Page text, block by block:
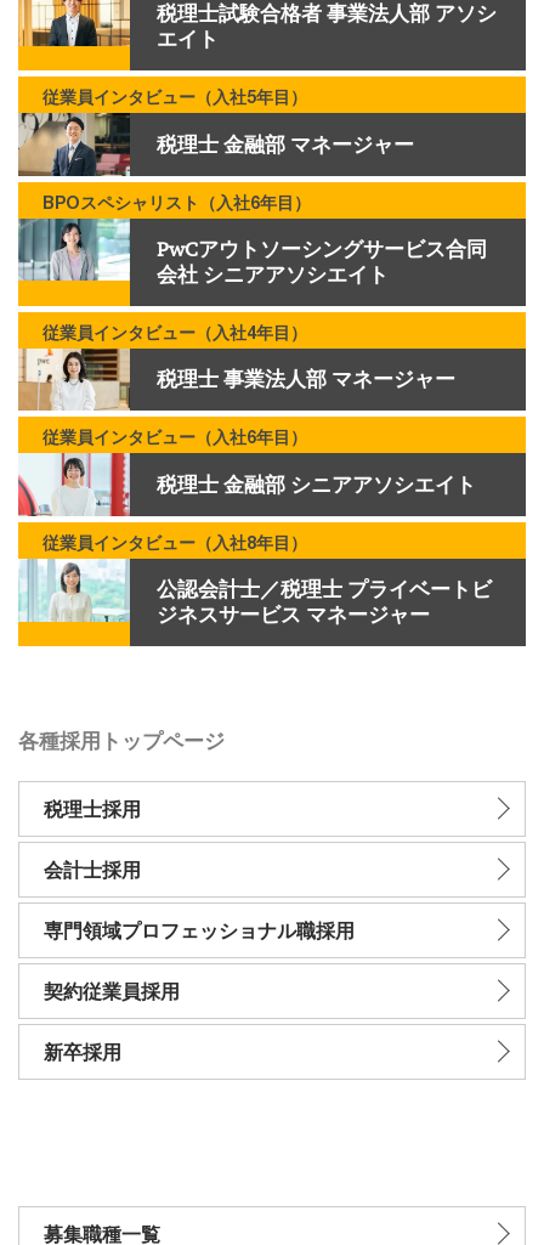
税理士試験合格者 事業法人部 アソシ
エイト
税理士 金融部 マネージャー
従業員インタビュー（入社5年目）
PwCアウトソーシングサービス合同
会社 シニアアソシエイト
BPOスペシャリスト（入社6年目）
税理士 事業法人部 マネージャー
従業員インタビュー（入社4年目）
税理士 金融部 シニアアソシエイト
従業員インタビュー（入社6年目）
公認会計士／税理士 プライベートビ
ジネスサービス マネージャー
従業員インタビュー（入社8年目）
各種採用トップページ
税理士採用
会計士採用
専門領域プロフェッショナル職採用
契約従業員採用
新卒採用
募集職種一覧